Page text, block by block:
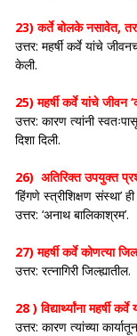
23) कर्ते बोलके नसावेत, तर
उत्तर: महर्षी कर्वे यांचे
केली.
25) महर्षी कर्वे यांचे जीवन
उत्तर: कारण त्यांनी
दिशा दिली.
26) अतिरिक्त उपयुक्त
‘हिंगणे स्त्रीशिक्षण संस्था’
उत्तर: ‘अनाथ बालिकाश्रम’.
27) महर्षी कर्वे कोणत्या
उत्तर: रत्नागिरी जिल्ह्यातील.
28 ) विद्यार्थ्यांना महर्षी
उत्तर: कारण त्यांच्या